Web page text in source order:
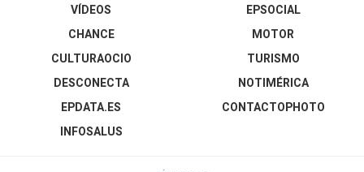
VÍDEOS
EPSOCIAL
CHANCE
CULTURAOCIO
DESCONECTA
EPDATA.ES
INFOSALUS
MOTOR
TURISMO
NOTIMÉRICA
CONTACTOPHOTO